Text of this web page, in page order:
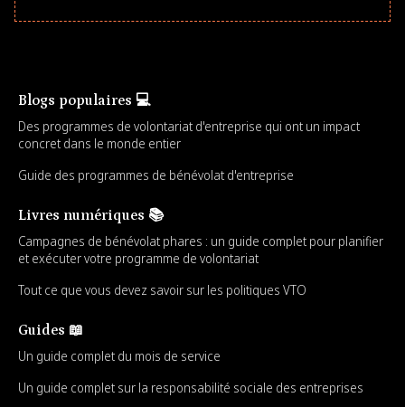
Blogs populaires 💻
Des programmes de volontariat d'entreprise qui ont un impact
concret dans le monde entier
Guide des programmes de bénévolat d'entreprise
Livres numériques 📚
Campagnes de bénévolat phares : un guide complet pour planifier
et exécuter votre programme de volontariat
Tout ce que vous devez savoir sur les politiques VTO
Guides 📖
Un guide complet du mois de service
Un guide complet sur la responsabilité sociale des entreprises